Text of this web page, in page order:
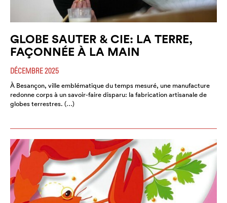
GLOBE SAUTER & CIE: LA TERRE,
FAÇONNÉE À LA MAIN
DÉCEMBRE 2025
À Besançon, ville emblématique du temps mesuré, une manufacture
redonne corps à un savoir-faire disparu: la fabrication artisanale de
globes terrestres. (…)